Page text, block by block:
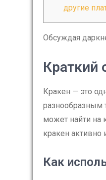
другие
Обсуждая
Краткий
Кракен — это
разнообразным
может найти на
кракен активно
Как